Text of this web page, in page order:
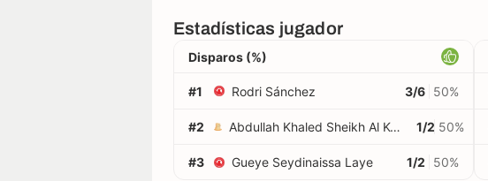
Estadísticas jugador
Disparos (%)
#1 Rodri Sánchez 3/6 50%
#2 Abdullah Khaled Sheikh Al Keldi Al Yafei 1/2 50%
#3 Gueye Seydinaissa Laye 1/2 50%